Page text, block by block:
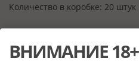
Количество в коробке: 20 штук
ВНИМАНИЕ 18+